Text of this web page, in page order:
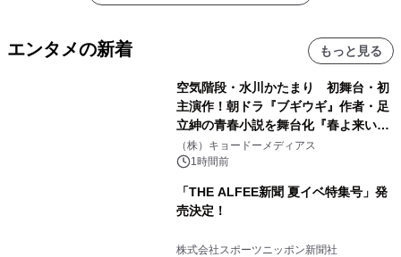
エンタメの新着 もっと見る
空気階段・水川かたまり 初舞台・初
主演作！朝ドラ『ブギウギ』作者・足
立紳の青春小説を舞台化『春よ来い、
マジで来い』キービジュアル解禁！
（株）キョードーメディアス
1時間前
「THE ALFEE新聞 夏イベ特集号」発
売決定！
株式会社スポーツニッポン新聞社